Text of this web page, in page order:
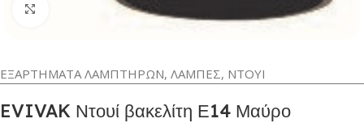
Κλικ για μεγέθυνση
ΕΞΑΡΤΗΜΑΤΑ ΛΑΜΠΤΗΡΩΝ, ΛΑΜΠΕΣ, ΝΤΟΥΙ
EVIVAK Ντουί βακελίτη Ε14 Μαύρο